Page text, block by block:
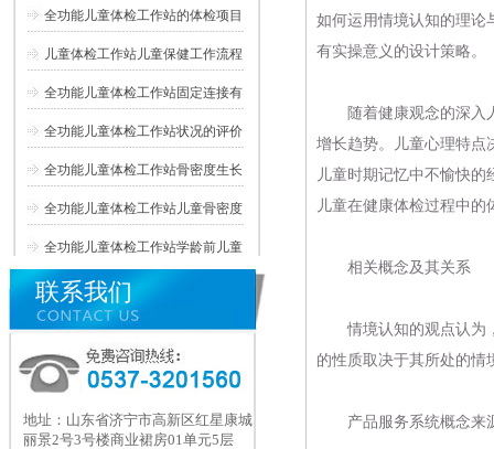
全功能儿童体检工作站的体检项目
儿童体检工作站儿童保健工作流程
全功能儿童体检工作站固定连接有
全功能儿童体检工作站状况的评价
全功能儿童体检工作站骨密度生长
全功能儿童体检工作站儿童骨密度
全功能儿童体检工作站学龄前儿童
联系我们
地址：山东省济宁市高新区红星康城
丽景2号3号楼商业裙房01单元5层
如何运用情境认知的理论
有实操意义的设计策略。
随着健康观念的深入
增长趋势。儿童心理特点
儿童时期记忆中不愉快
儿童在健康体检过程中
相关概念及其关系
情境认知的观点认为
的性质取决于其所处的情
产品服务系统概念来源